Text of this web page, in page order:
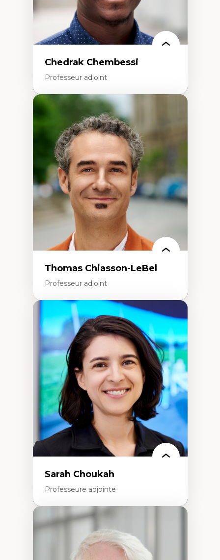
Chedrak Chembessi
Professeur adjoint
Économie circulaire
Modèles d’affaires durables
Histoire des faits économiques
Gestion durable des ressources naturelles
Écologie industrielle
Aménagement durable du territoire
Développement régional
Coopératives
Télétravail en milieu rural francophone
Transition socio-écologique
Thomas Chiasson-LeBel
Professeur adjoint
Expertises
Théories du développement
Économie politique comparée
Élites économiques
Sociologie économique
Extractivisme
Classes sociales
Mouvements sociaux
Théories de l’État
Sarah Choukah
Professeure adjointe
Expertises
Démocratisation des nouvelles
technologies et biotechnologies
Données ouvertes